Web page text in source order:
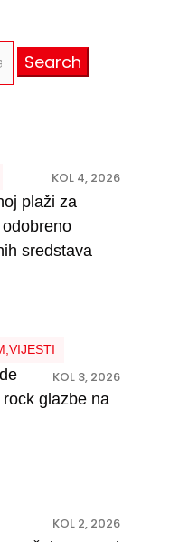
KOL 4, 2026
plaži za
sredstava
VIJESTI
KOL 3, 2026
glazbe na
KOL 2, 2026